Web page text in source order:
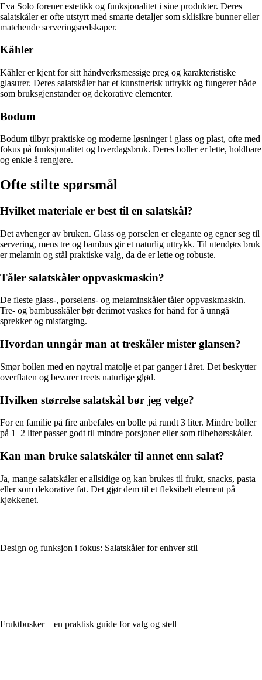
Eva Solo forener estetikk og funksjonalitet i sine produkter. Deres
salatskåler er ofte utstyrt med smarte detaljer som sklisikre bunner eller
matchende serveringsredskaper.
Kähler
Kähler er kjent for sitt håndverksmessige preg og karakteristiske
glasurer. Deres salatskåler har et kunstnerisk uttrykk og fungerer både
som bruksgjenstander og dekorative elementer.
Bodum
Bodum tilbyr praktiske og moderne løsninger i glass og plast, ofte med
fokus på funksjonalitet og hverdagsbruk. Deres boller er lette, holdbare
og enkle å rengjøre.
Ofte stilte spørsmål
Hvilket materiale er best til en salatskål?
Det avhenger av bruken. Glass og porselen er elegante og egner seg til
servering, mens tre og bambus gir et naturlig uttrykk. Til utendørs bruk
er melamin og stål praktiske valg, da de er lette og robuste.
Tåler salatskåler oppvaskmaskin?
De fleste glass-, porselens- og melaminskåler tåler oppvaskmaskin.
Tre- og bambusskåler bør derimot vaskes for hånd for å unngå
sprekker og misfarging.
Hvordan unngår man at treskåler mister glansen?
Smør bollen med en nøytral matolje et par ganger i året. Det beskytter
overflaten og bevarer treets naturlige glød.
Hvilken størrelse salatskål bør jeg velge?
For en familie på fire anbefales en bolle på rundt 3 liter. Mindre boller
på 1–2 liter passer godt til mindre porsjoner eller som tilbehørsskåler.
Kan man bruke salatskåler til annet enn salat?
Ja, mange salatskåler er allsidige og kan brukes til frukt, snacks, pasta
eller som dekorative fat. Det gjør dem til et fleksibelt element på
kjøkkenet.
Design og funksjon i fokus: Salatskåler for enhver stil
Fruktbusker – en praktisk guide for valg og stell